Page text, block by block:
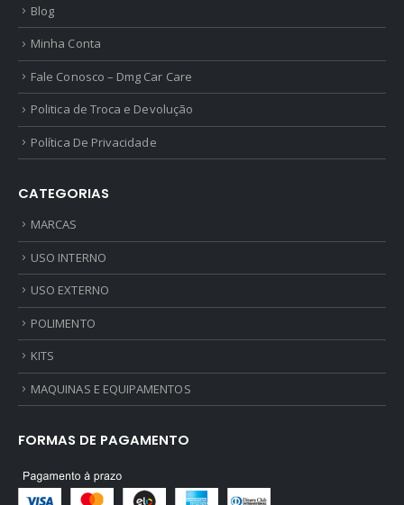
Blog
Minha Conta
Fale Conosco – Dmg Car Care
Politica de Troca e Devolução
Política De Privacidade
CATEGORIAS
MARCAS
USO INTERNO
USO EXTERNO
POLIMENTO
KITS
MAQUINAS E EQUIPAMENTOS
FORMAS DE PAGAMENTO